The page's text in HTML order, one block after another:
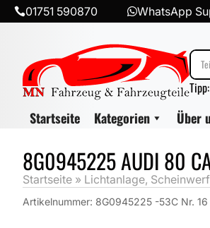
01751 590870 WhatsApp
Startseite Kategorien Über
8G0945225 AUDI 80
Startseite » Lichtanlage,
Artikelnummer: 8G0945225 -53C Nr. 16